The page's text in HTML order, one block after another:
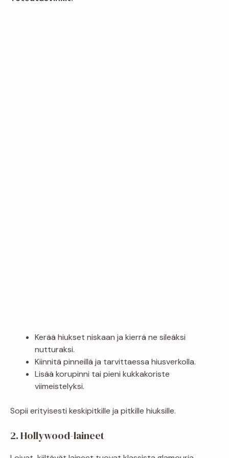
Kerää hiukset niskaan ja kierrä ne sileäksi
nutturaksi.
Kiinnitä pinneillä ja tarvittaessa hiusverkolla.
Lisää korupinni tai pieni kukkakoriste
viimeistelyksi.
Sopii erityisesti keskipitkille ja pitkille hiuksille.
2. Hollywood-laineet